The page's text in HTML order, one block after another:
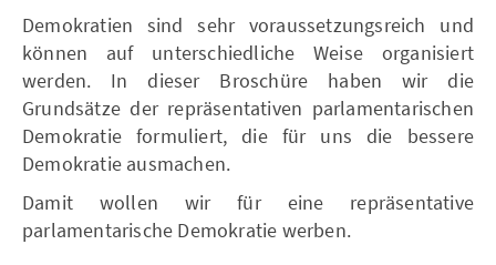
Demokratien sind sehr voraussetzungsreich und
können auf unterschiedliche Weise organisiert
werden. In dieser Broschüre haben wir die
Grundsätze der repräsentativen parlamentarischen
Demokratie formuliert, die für uns die bessere
Demokratie ausmachen.
Damit wollen wir für eine repräsentative
parlamentarische Demokratie werben.